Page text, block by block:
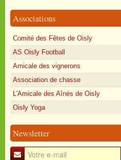
Associations
Comité des Fêtes de Oisly
AS Oisly Football
Amicale des vignerons
Association de chasse
L'Amicale des Aînés de Oisly
Oisly Yoga
Newsletter